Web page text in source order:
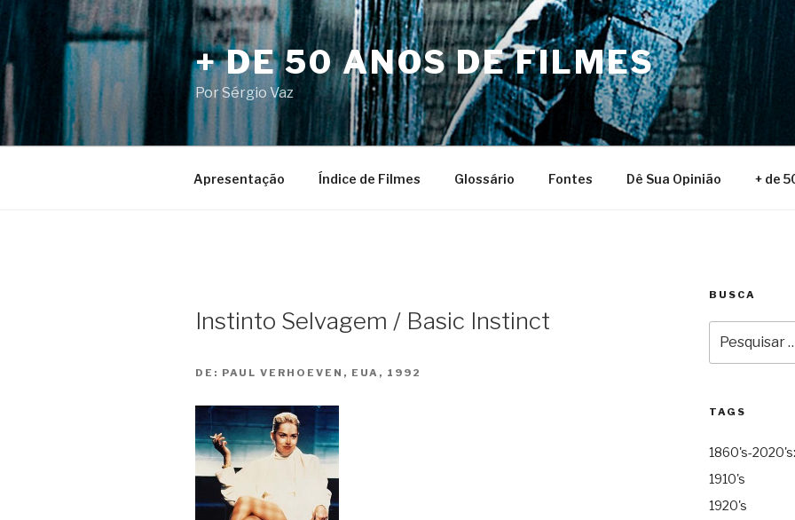
para
o
conteúdo
+ DE 50 ANOS DE FILMES
Por Sérgio Vaz
Apresentação Índice de Filmes Glossário Fontes Dê Sua Opinião + de
Instinto Selvagem / Basic Instinct
DE: PAUL VERHOEVEN, EUA, 1992
BUSCA
por:
TAGS
1860's-
1910's
1920's